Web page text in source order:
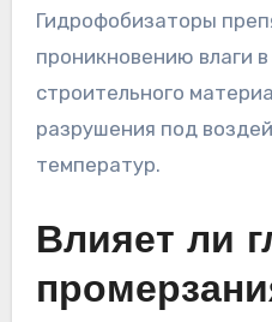
Гидрофобизаторы
проникновению влаги
строительного
разрушения под
температур.
Влияет ли